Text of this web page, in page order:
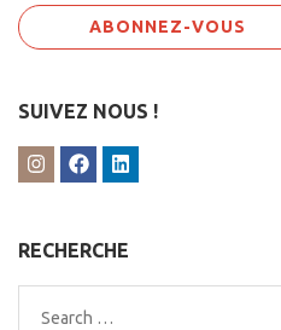
SUIVEZ NOUS !
RECHERCHE
Search